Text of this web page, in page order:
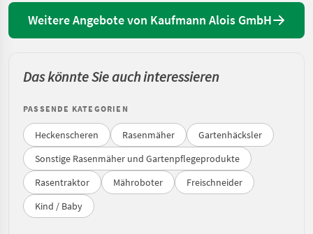
Weitere Angebote von Kaufmann Alois GmbH
Das könnte Sie auch interessieren
PASSENDE KATEGORIEN
Heckenscheren Rasenmäher
Gartenhäcksler
Sonstige Rasenmäher und Gartenpflegeprodukte
Rasentraktor
Mähroboter
Freischneider
Kind / Baby